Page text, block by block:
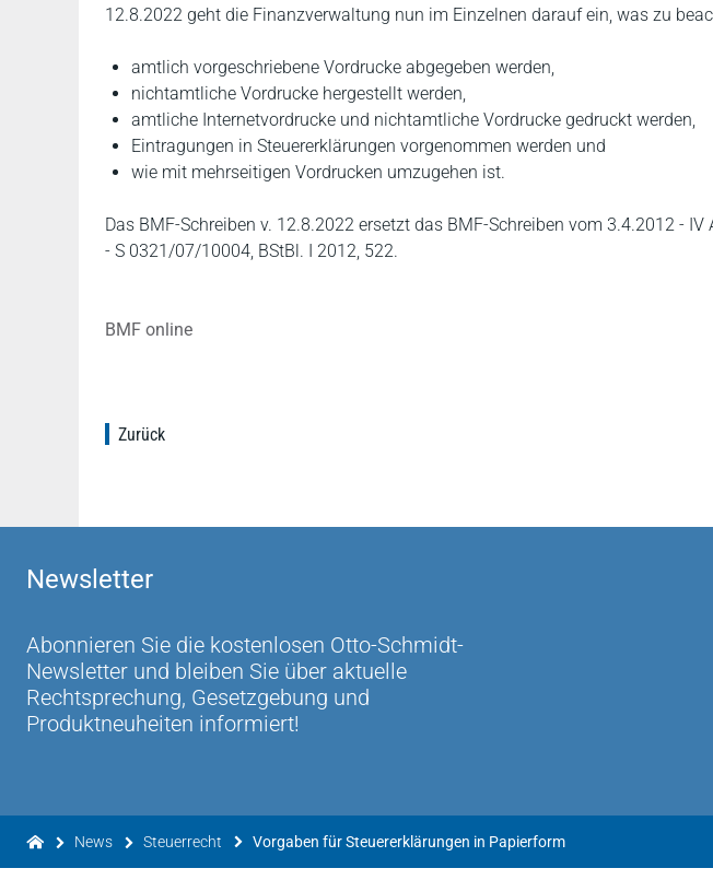
12.8.2022 geht die Finanzverwaltung nun im Einzelnen darauf ein, was zu
amtlich vorgeschriebene Vordrucke abgegeben werden,
nichtamtliche Vordrucke hergestellt werden,
amtliche Internetvordrucke und nichtamtliche Vordrucke gedruckt werden,
Eintragungen in Steuererklärungen vorgenommen werden und
wie mit mehrseitigen Vordrucken umzugehen ist.
Das BMF-Schreiben v. 12.8.2022 ersetzt das BMF-Schreiben vom 3.4.2012 -
- S 0321/07/10004, BStBl. I 2012, 522.
BMF online
Zurück
Newsletter
Abonnieren Sie die kostenlosen Otto-Schmidt-
Newsletter und bleiben Sie über aktuelle
Rechtsprechung, Gesetzgebung und
Produktneuheiten informiert!
News Steuerrecht Vorgaben für Steuererklärungen in Papierform